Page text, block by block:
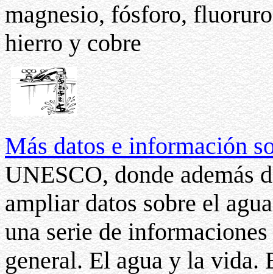
magnesio, fósforo,
hierro y cobre
Más datos e información
UNESCO, donde además
ampliar datos sobre el
una serie de
general. El agua y la vida.